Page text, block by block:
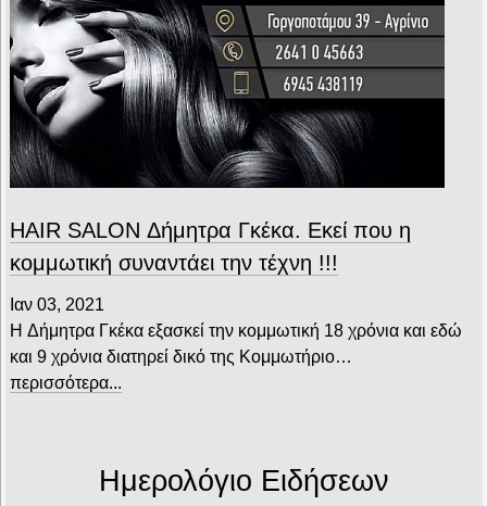
HAIR SALON Δήμητρα Γκέκα. Εκεί που η
κομμωτική συναντάει την τέχνη !!!
Ιαν 03, 2021
H Δήμητρα Γκέκα εξασκεί την κομμωτική 18 χρόνια και εδώ
και 9 χρόνια διατηρεί δικό της Κομμωτήριο…
περισσότερα...
Ημερολόγιο Ειδήσεων